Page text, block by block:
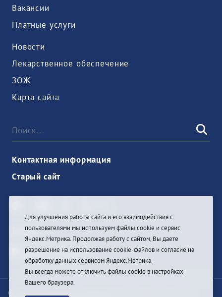
Вакансии
Платные услуги
Новости
Лекарственное обеспечение
ЗОЖ
Карта сайта
Контактная информация
Старый сайт
Войти
© При цитировании информации с сайта ссылка на
Для улучшения работы сайта и его взаимодействия с
пользователями мы используем файлы cookie и сервис
Яндекс.Метрика. Продолжая работу с сайтом, Вы даете
разрешение на использование cookie-файлов и согласие на
обработку данных сервисом Яндекс.Метрика.
Вы всегда можете отключить файлы cookie в настройках
Вашего браузера.